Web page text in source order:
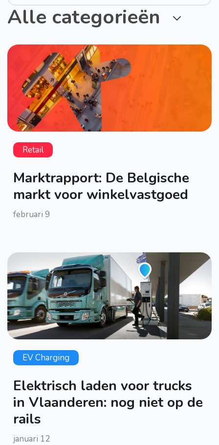
Alle categorieën
Retail
Marktrapport: De Belgische
markt voor winkelvastgoed
februari 9
EV Charging
Elektrisch laden voor trucks
in Vlaanderen: nog niet op de
rails
januari 12